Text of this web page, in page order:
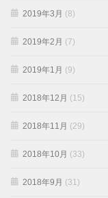
2019年3月 (8)
2019年2月 (7)
2019年1月 (9)
2018年12月 (15)
2018年11月 (29)
2018年10月 (33)
2018年9月 (31)